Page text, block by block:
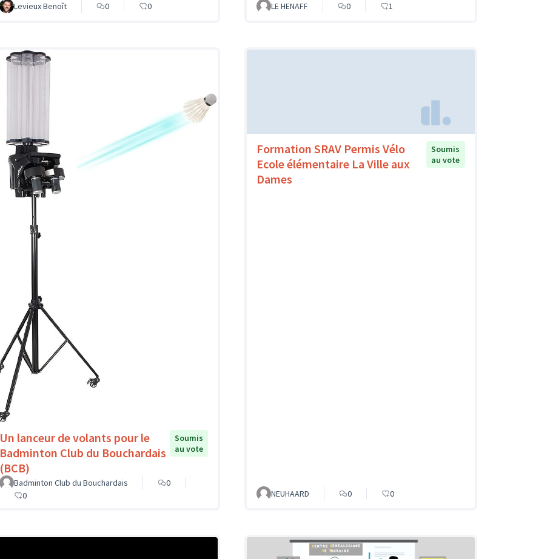
Levieux Benoît 0 0 LE HENAFF 0 1
Un lanceur de volants pour le
Badminton Club du Bouchardais
(BCB)
Soumis
au vote
Badminton Club du Bouchardais
0
0
Formation SRAV Permis Vélo
Ecole élémentaire La Ville aux
Dames
Soumis
au vote
NEUHAARD 0 0